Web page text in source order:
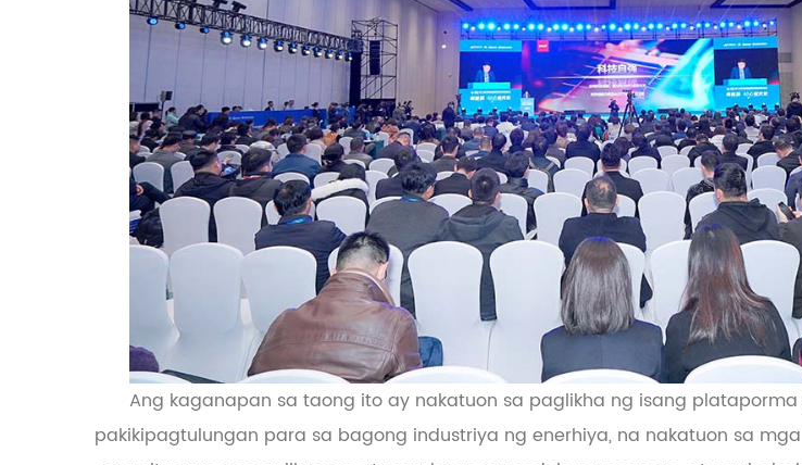
Ang kaganapan sa taong ito ay nakatuon sa paglikha ng isang
pakikipagtulungan para sa bagong industriya ng enerhiya, na nakatuon sa